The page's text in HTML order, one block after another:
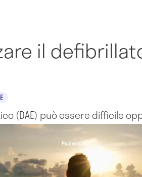
il
(DAE) può essere difficile